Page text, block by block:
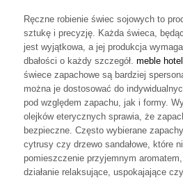
Ręczne robienie świec sojowych to
sztukę i precyzję. Każda świeca,
jest wyjątkowa, a jej produkcja
dbałości o każdy szczegół. meble
świece zapachowe są bardziej
można je dostosować do
pod względem zapachu, jak i formy.
olejków eterycznych sprawia, że
bezpieczne. Często wybierane
cytrusy czy drzewo sandałowe, które
pomieszczenie przyjemnym
działanie relaksujące, uspokajające